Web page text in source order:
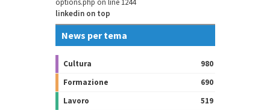
linkedin on top
News per tema
Cultura
980
Formazione
690
Lavoro
519